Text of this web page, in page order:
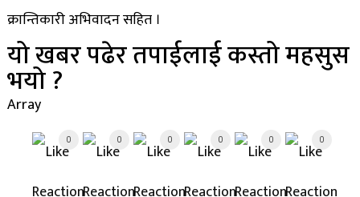
क्रान्तिकारी अभिवादन सहित ।
यो खबर पढेर तपाईलाई कस्तो महसुस
भयो ?
Array
0 0 0 0 0 0